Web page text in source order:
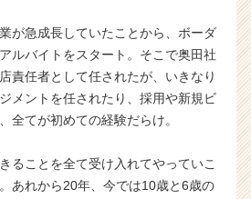
が急成長していたことから、ボーダ
ルバイトをスタート。そこで奥田社
責任者として任されたが、いきなり
メントを任されたり、採用や新規ビ
全てが初めての経験だらけ。
ることを全て受け入れてやっていこ
あれから20年、今では10歳と6歳の